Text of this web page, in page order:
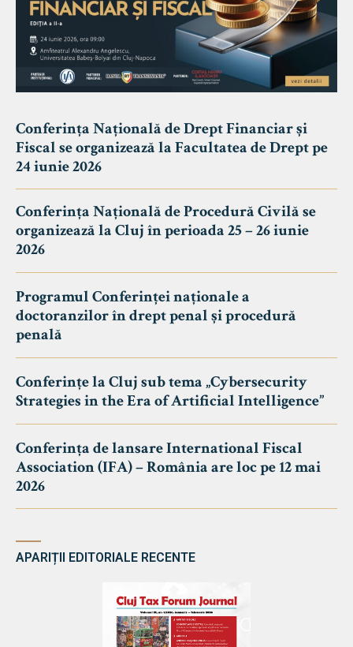
Conferința Națională de Drept Financiar și
Fiscal se organizează la Facultatea de Drept pe
24 iunie 2026
Conferința Națională de Procedură Civilă se
organizează la Cluj în perioada 25 – 26 iunie
2026
Programul Conferinței naționale a
doctoranzilor în drept penal și procedură
penală
Conferințe la Cluj sub tema „Cybersecurity
Strategies in the Era of Artificial Intelligence”
Conferința de lansare International Fiscal
Association (IFA) – România are loc pe 12 mai
2026
APARIȚII EDITORIALE RECENTE